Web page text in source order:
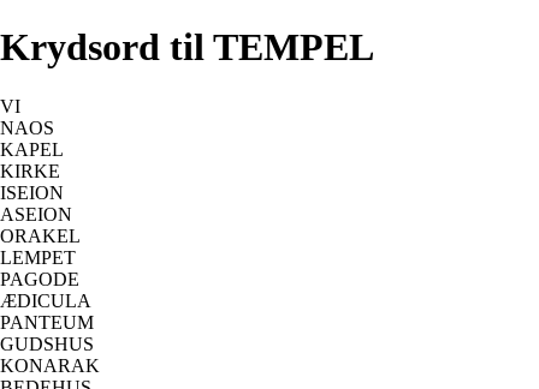
Krydsord til TEMPEL
VI
NAOS
KAPEL
KIRKE
ISEION
ASEION
ORAKEL
LEMPET
PAGODE
ÆDICULA
PANTEUM
GUDSHUS
KONARAK